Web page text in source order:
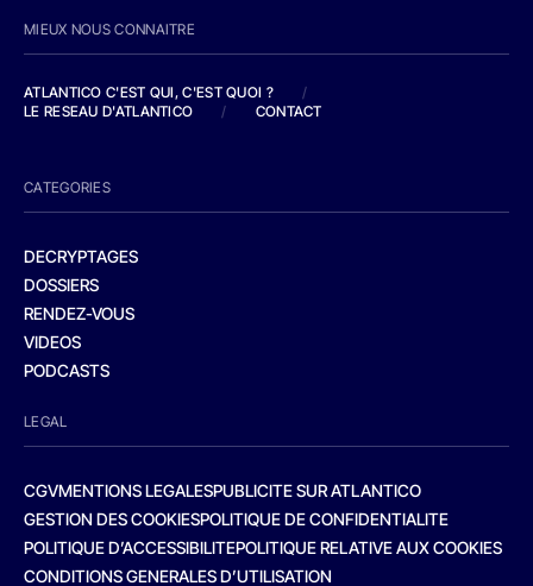
MIEUX NOUS CONNAITRE
ATLANTICO C'EST QUI, C'EST QUOI ?
/
LE RESEAU D'ATLANTICO
/ CONTACT
CATEGORIES
DECRYPTAGES
DOSSIERS
RENDEZ-VOUS
VIDEOS
PODCASTS
LEGAL
CGVMENTIONS LEGALESPUBLICITE SUR ATLANTICO
GESTION DES COOKIESPOLITIQUE DE CONFIDENTIALITE
POLITIQUE D’ACCESSIBILITEPOLITIQUE RELATIVE AUX COOKIES
CONDITIONS GENERALES D’UTILISATION